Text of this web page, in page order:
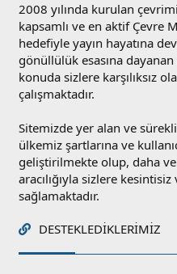
2008 yılında kurulan
kapsamlı ve en aktif Çevre
hedefiyle yayın hayatına
gönüllülük esasına
konuda sizlere karşılıksız
çalışmaktadır.
Sitemizde yer alan ve
ülkemiz şartlarına ve
geliştirilmekte olup, daha
aracılığıyla sizlere
sağlamaktadır.
DESTEKLEDIKLERIMIZ